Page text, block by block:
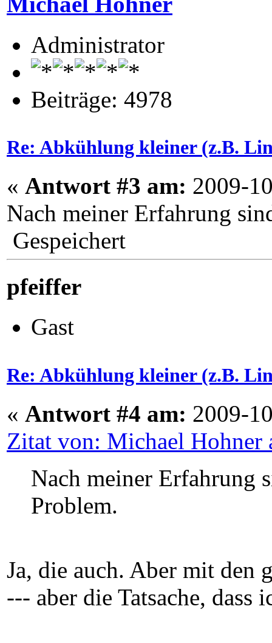
Administrator
Beiträge: 4978
Re: Abkühlung kleiner (z.B.
« Antwort #3 am: 2009-
Nach meiner Erfahrung
Gespeichert
pfeiffer
Gast
Re: Abkühlung kleiner (z.B.
« Antwort #4 am: 2009-
Zitat von: Michael Hohner
Nach meiner Erfahrung
Problem.
Ja, die auch. Aber mit den
--- aber die Tatsache, dass